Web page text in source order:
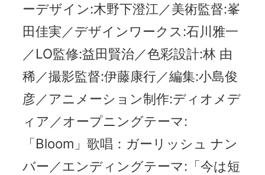
ーデザイン:木野下澄江／美術監督:峯
田佳実／デザインワークス:石川雅一
／LO監修:益田賢治／色彩設計:林 由
稀／撮影監督:伊藤康行／編集:小島俊
彦／アニメーション制作:ディオメデ
ィア／オープニングテーマ:
「Bloom」歌唱：ガーリッシュ ナン
バー／エンディングテーマ:「今は短